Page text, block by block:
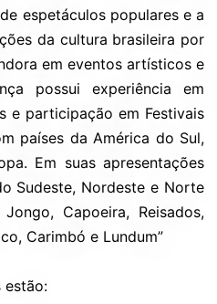
espetáculos populares e a
da cultura brasileira por
em eventos artísticos e
possui experiência em
e participação em Festivais
países da América do Sul,
Em suas apresentações
Sudeste, Nordeste e Norte
Capoeira, Reisados,
Carimbó e Lundum”
estão: